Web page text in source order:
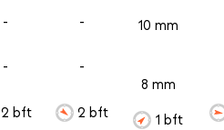
-
-
2 bft
-
-
2 bft
10 mm
8 mm
1 bft